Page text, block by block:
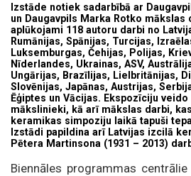
Izstāde notiek sadarbībā ar
un Daugavpils Marka Rotko mākslas
aplūkojami 118 autoru darbi no
Rumānijas, Spānijas, Turcijas,
Luksemburgas, Čehijas, Polijas,
Nīderlandes, Ukrainas, ASV,
Ungārijas, Brazīlijas, Lielbritānijas,
Slovēnijas, Japānas, Austrijas,
Ēģiptes un Vācijas. Ekspozīciju
mākslinieki, kā arī mākslas darbi,
keramikas simpoziju laikā tapuši
Izstādi papildina arī Latvijas izcilā
Pētera Martinsona (1931 – 2013)
Biennāles programmas